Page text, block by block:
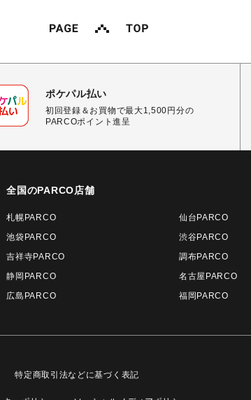
ポケパル払い
初回登録＆お買物で最大1,500円分の
PARCOポイント進呈
全国のPARCO店舗
札幌PARCO 仙台PARCO
池袋PARCO
渋谷PARCO
吉祥寺PARCO
調布PARCO
静岡PARCO
名古屋PARCO
広島PARCO
福岡PARCO
特定商取引法などに基づく表記